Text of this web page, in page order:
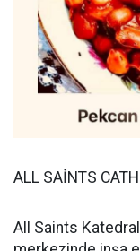
ALL SAİNTS
All Saints